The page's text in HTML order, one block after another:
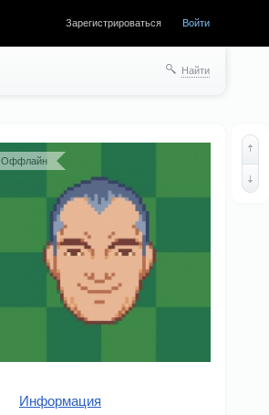
Зарегистрироваться Войти
Найти
Оффлайн
Информация